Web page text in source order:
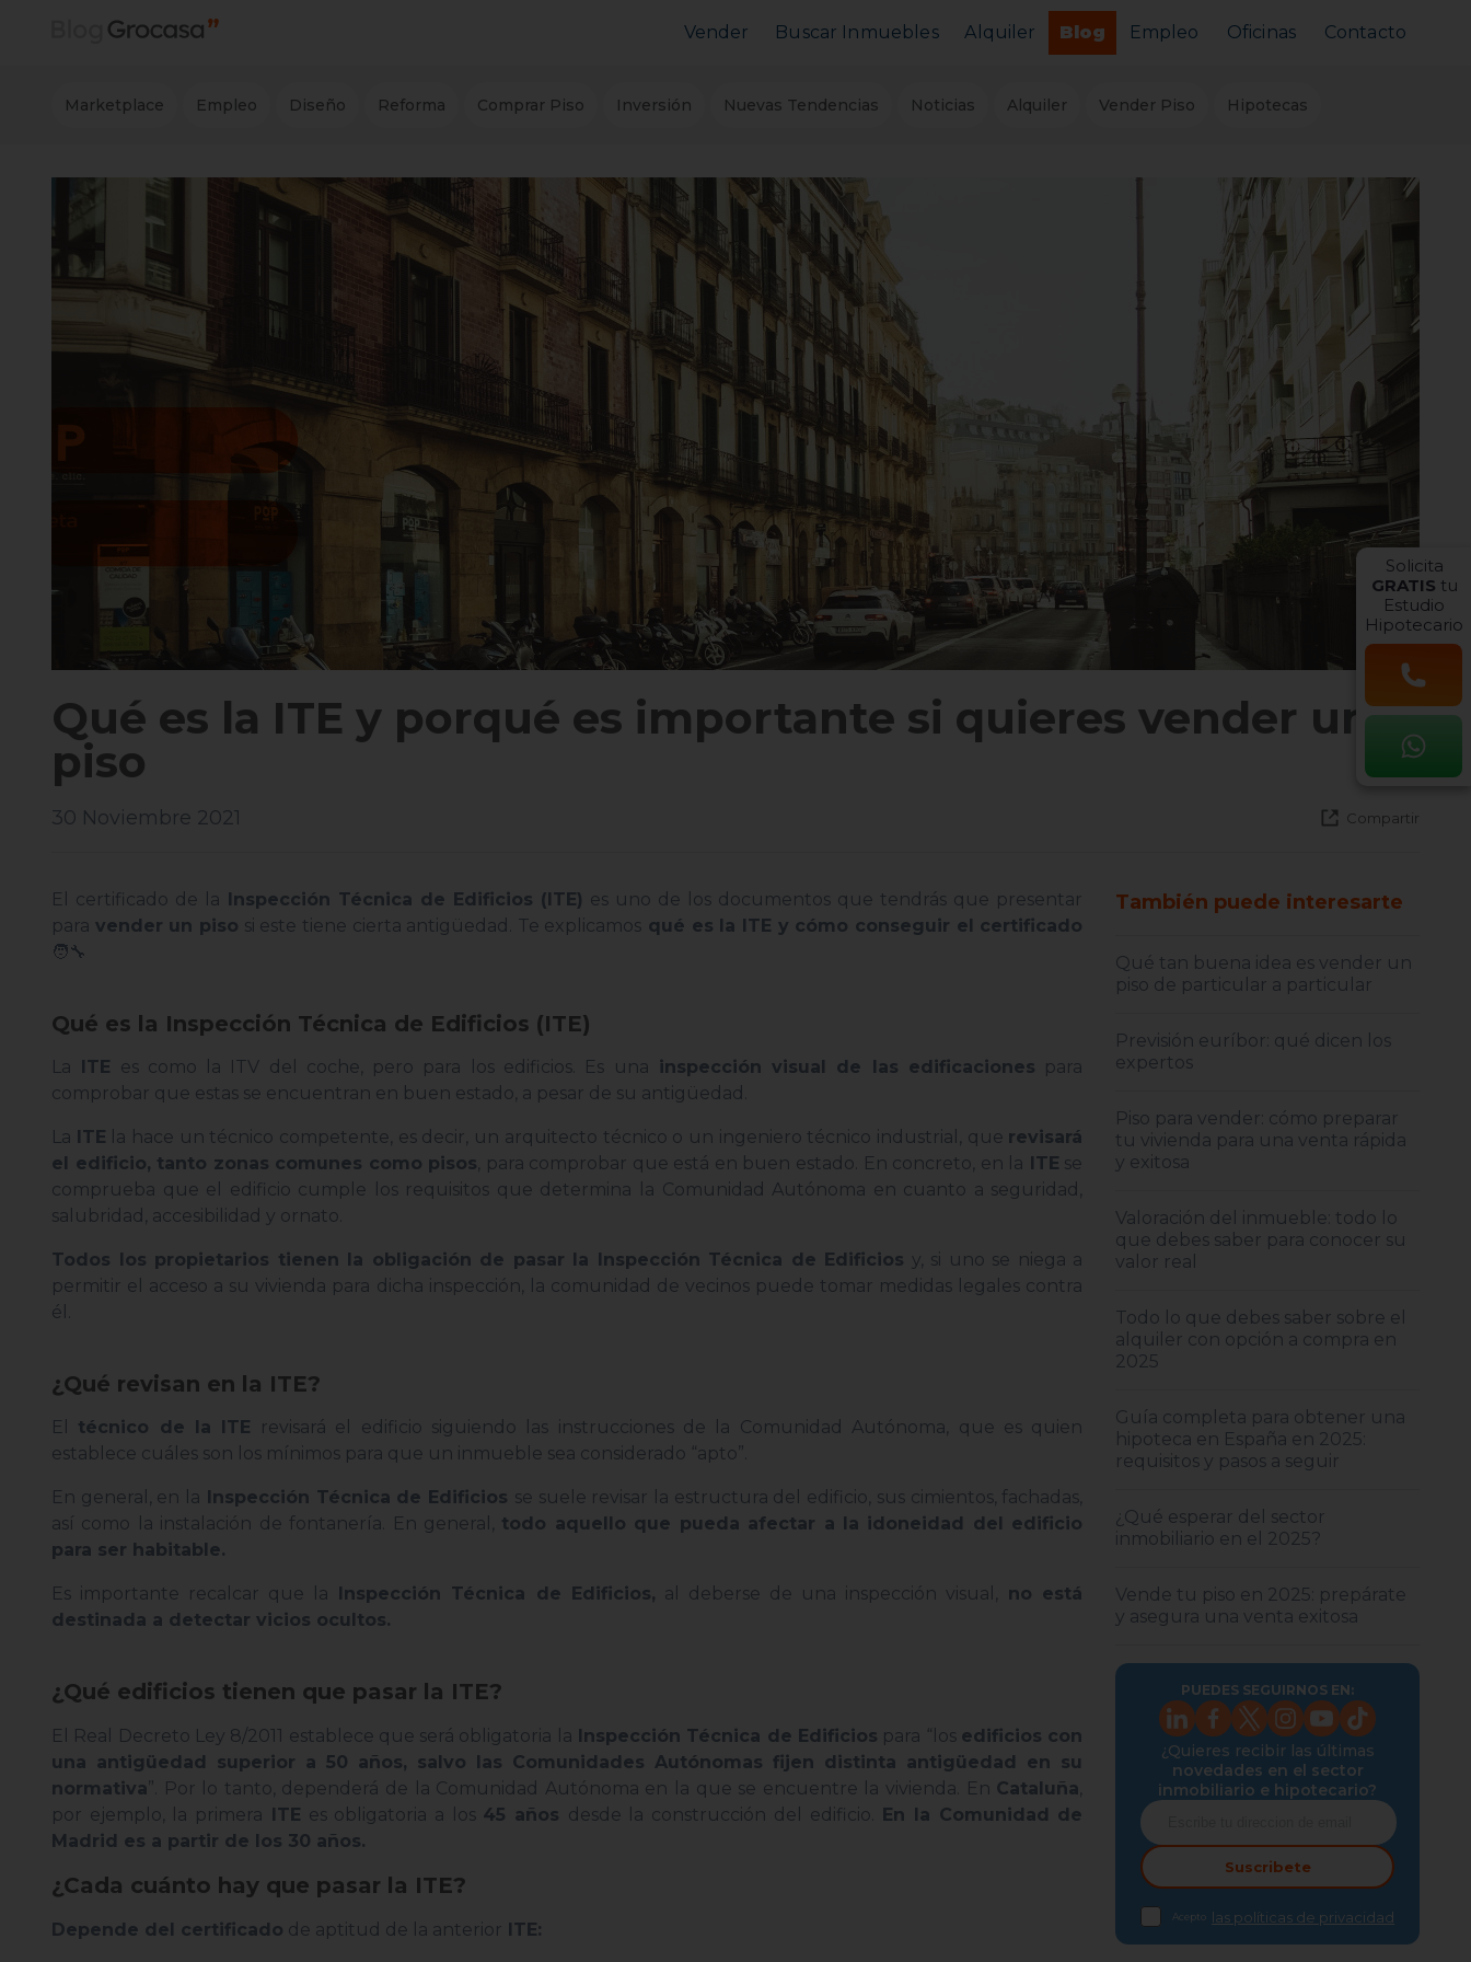
Vender
MarketPlace
Buscar Inmuebles
MarketPlace
Alquiler Blog Empleo Oficinas Contacto
Marketplace Empleo Diseño Reforma Comprar Piso Inversión Nuevas Tendencias Noticias Alquiler Vender Piso Hipotecas
Qué es la ITE y porqué es importante si quieres vender un
piso
30 Noviembre 2021 Compartir
El certificado de la Inspección Técnica de Edificios (ITE) es uno de los documentos que tendrás que presentar
para vender un piso si este tiene cierta antigüedad. Te explicamos qué es la ITE y cómo conseguir el certificado
🧑‍🔧
Qué es la Inspección Técnica de Edificios (ITE)
La ITE es como la ITV del coche, pero para los edificios. Es una inspección visual de las edificaciones para
comprobar que estas se encuentran en buen estado, a pesar de su antigüedad.
La ITE la hace un técnico competente, es decir, un arquitecto técnico o un ingeniero técnico industrial, que revisará
el edificio, tanto zonas comunes como pisos, para comprobar que está en buen estado. En concreto, en la ITE se
comprueba que el edificio cumple los requisitos que determina la Comunidad Autónoma en cuanto a seguridad,
salubridad, accesibilidad y ornato.
Todos los propietarios tienen la obligación de pasar la Inspección Técnica de Edificios y, si uno se niega a
permitir el acceso a su vivienda para dicha inspección, la comunidad de vecinos puede tomar medidas legales contra
él.
¿Qué revisan en la ITE?
El técnico de la ITE revisará el edificio siguiendo las instrucciones de la Comunidad Autónoma, que es quien
establece cuáles son los mínimos para que un inmueble sea considerado “apto”.
En general, en la Inspección Técnica de Edificios se suele revisar la estructura del edificio, sus cimientos, fachadas,
así como la instalación de fontanería. En general, todo aquello que pueda afectar a la idoneidad del edificio
para ser habitable.
Es importante recalcar que la Inspección Técnica de Edificios, al deberse de una inspección visual, no está
destinada a detectar vicios ocultos.
¿Qué edificios tienen que pasar la ITE?
El Real Decreto Ley 8/2011 establece que será obligatoria la Inspección Técnica de Edificios para “los edificios con
una antigüedad superior a 50 años, salvo las Comunidades Autónomas fijen distinta antigüedad en su
normativa”. Por lo tanto, dependerá de la Comunidad Autónoma en la que se encuentre la vivienda. En Cataluña
por ejemplo, la primera ITE es obligatoria a los 45 años desde la construcción del edificio.
En la Comunidad de
Madrid es a partir de los 30 años.
¿Cada cuánto hay que pasar la ITE?
Depende del certificado de aptitud de la anterior ITE:
También puede interesarte
Qué tan buena idea es vender un
piso de particular a particular
Previsión euríbor: qué dicen los
expertos
Piso para vender: cómo preparar
tu vivienda para una venta rápida
y exitosa
Valoración del inmueble: todo lo
que debes saber para conocer su
valor real
Todo lo que debes saber sobre el
alquiler con opción a compra en
2025
Guía completa para obtener una
hipoteca en España en 2025:
requisitos y pasos a seguir
¿Qué esperar del sector
inmobiliario en el 2025?
Vende tu piso en 2025: prepárate
y asegura una venta exitosa
PUEDES SEGUIRNOS EN:
¿Quieres recibir las últimas
novedades en el sector
inmobiliario e hipotecario?
Suscribete
Acepto las políticas de privacidad
Solicita
GRATIS tu
Estudio
Hipotecario